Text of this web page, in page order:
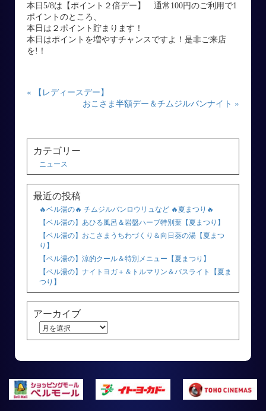
本日5/8は【ポイント２倍デー】 通常100円のご利用で1
ポイントのところ、
本日は２ポイント貯まります！
本日はポイントを増やすチャンスですよ！是非ご来店
を!！
« 【レディースデー】
おこさま半額デー＆チムジルバンナイト »
カテゴリー
ニュース
最近の投稿
🔥ベル湯の🔥 チムジルバンロウリュなど 🔥夏まつり🔥
【ベル湯の】あひる風呂＆岩盤ハーブ特別葉【夏まつり】
【ベル湯の】おこさまうちわづくり＆向日葵の湯【夏まつ
り】
【ベル湯の】涼的クール＆特別メニュー【夏まつり】
【ベル湯の】ナイトヨガ＋＆トルマリン＆バスライト【夏ま
つり】
アーカイブ